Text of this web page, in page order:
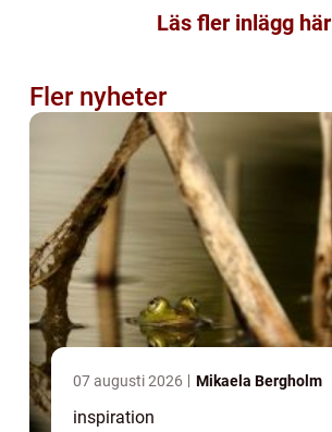
Läs fler inlägg här
Fler nyheter
07 augusti 2026 Mikaela Bergholm
inspiration